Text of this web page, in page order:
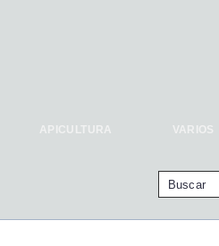
APICULTURA VARIOS